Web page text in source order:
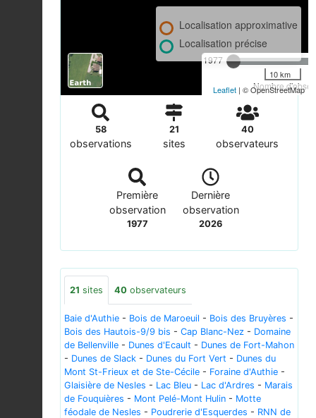
1977
Nombre
Localisation approximative
Localisation précise
10 km
Leaflet | © OpenStreetMap
58
observations
21
sites
40
observateurs
Première
observation
1977
Dernière
observation
2026
21 sites 40 observateurs
Baie d'Authie - Bois de Maroeuil - Bois des Bruyères -
Bois des Hautois-9/9 bis - Cap Blanc-Nez - Domaine
de Bellenville - Dunes d'Ecault - Dunes de Fort-Mahon
- Dunes de Slack - Dunes du Fort Vert - Dunes du
Mont St-Frieux et de Ste-Cécile - Foraine d'Authie -
Glaisière de Nesles - Lac Bleu - Lac d'Ardres - Marais
de Fouquières - Mont Pelé-Mont Hulin - Motte
féodale de Nesles - Poudrerie d'Esquerdes - RNN de